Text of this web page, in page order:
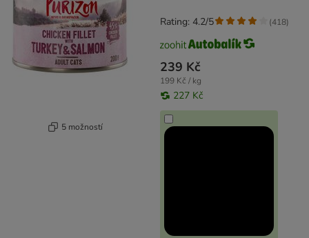
5 možností
239 Kč
199 Kč / kg
227 Kč
Rating: 4.2/5 (418)